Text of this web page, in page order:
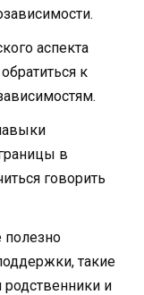
аспекта
к
в
говорить
полезно
такие
и